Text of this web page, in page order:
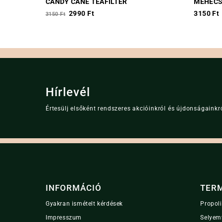
3150Ft Original
3150 Ft.
2990FtCurrent
2990 Ft.
3150Ft
Hírlevél
Értesülj elsőként rendszeres akcióinkról és
INFORMÁCIÓ
Gyakran ismételt kérdések
Impresszum